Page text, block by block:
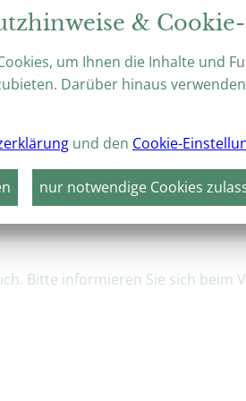
Prächtige
botanischer
VERANSTALTUNGEN
Gartennacht in Hessen
Bitte informieren Sie sich beim
&
um Ihnen die Inhalte und
Darüber hinaus
und den Cookie-
nur notwendige Cookies